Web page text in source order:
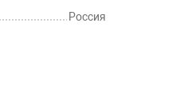
Россия